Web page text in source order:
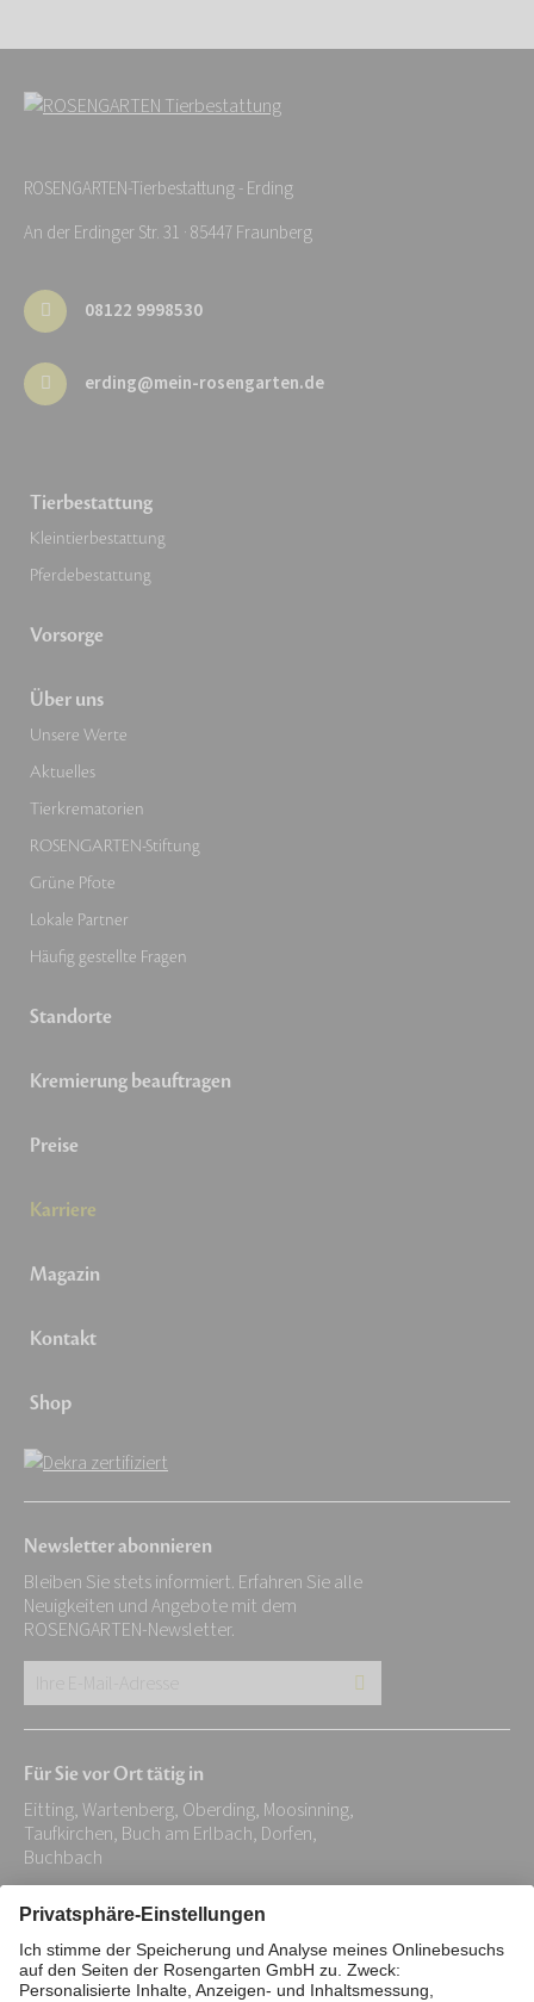
ROSENGARTEN-Tierbestattung - Erding
An der Erdinger Str. 31 · 85447 Fraunberg
08122 9998530
erding@mein-rosengarten.de
Tierbestattung
Kleintierbestattung
Pferdebestattung
Vorsorge
Über uns
Unsere Werte
Aktuelles
Tierkrematorien
ROSENGARTEN-Stiftung
Grüne Pfote
Lokale Partner
Häufig gestellte Fragen
Standorte
Kremierung beauftragen
Preise
Karriere
Magazin
Kontakt
Shop
Newsletter abonnieren
Bleiben Sie stets informiert. Erfahren Sie alle
Neuigkeiten und Angebote mit dem
ROSENGARTEN-Newsletter.
E-
Adresse:
*
Für Sie vor Ort tätig in
Eitting, Wartenberg, Oberding, Moosinning,
Taufkirchen, Buch am Erlbach, Dorfen,
Buchbach
Impressum Datenschutz
Stiftung
Interne Meldestelle
Zahlungsmittel